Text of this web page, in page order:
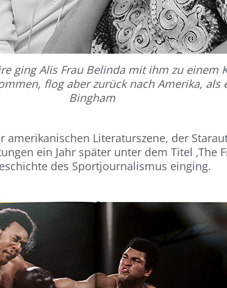
ging Alis Frau Belinda mit ihm zu einem
flog aber zurück nach Amerika,
Bingham
amerikanischen Literaturszene, der
ein Jahr später unter dem Titel ‚The
des Sportjournalismus einging.